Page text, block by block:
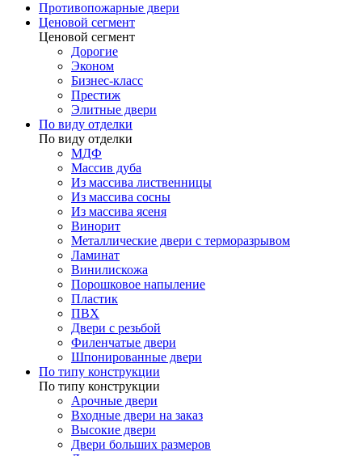
Противопожарные двери
Ценовой сегмент
Ценовой сегмент
Дорогие
Эконом
Бизнес-класс
Престиж
Элитные двери
По виду отделки
По виду отделки
МДФ
Массив дуба
Из массива лиственницы
Из массива сосны
Из массива ясеня
Винорит
Металлические двери с терморазрывом
Ламинат
Винилискожа
Порошковое напыление
Пластик
ПВХ
Двери с резьбой
Филенчатые двери
Шпонированные двери
По типу конструкции
По типу конструкции
Арочные двери
Входные двери на заказ
Высокие двери
Двери больших размеров